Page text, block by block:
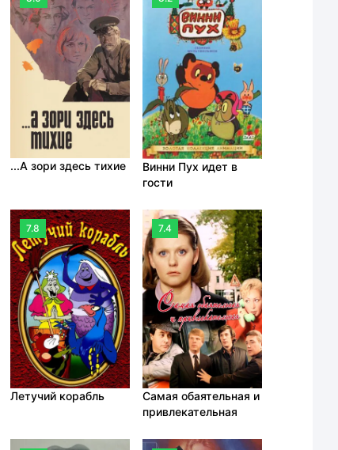
...А зори здесь тихие
Винни Пух идет в
гости
7.8
Летучий корабль
7.4
Самая обаятельная и
привлекательная